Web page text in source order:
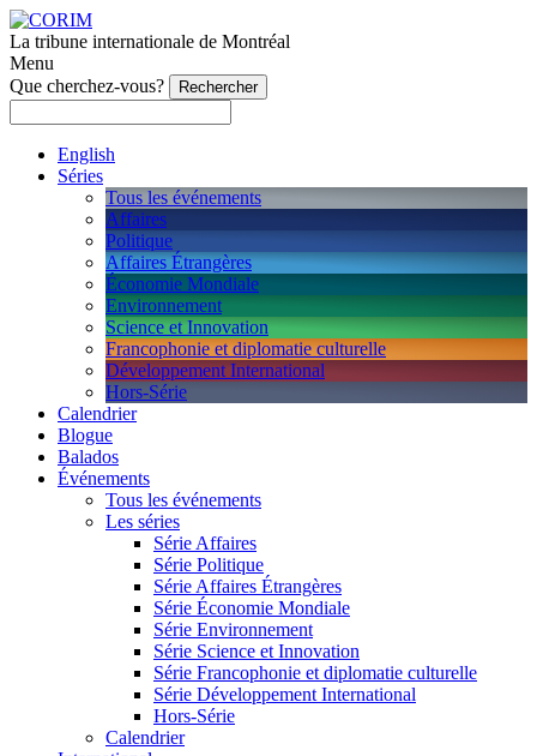
La tribune internationale de Montréal
Menu
Que cherchez-vous?
English
Séries
Tous les événements
Affaires
Politique
Affaires Étrangères
Économie Mondiale
Environnement
Science et Innovation
Francophonie et diplomatie culturelle
Développement International
Hors-Série
Calendrier
Blogue
Balados
Événements
Tous les événements
Les séries
Série Affaires
Série Politique
Série Affaires Étrangères
Série Économie Mondiale
Série Environnement
Série Science et Innovation
Série Francophonie et diplomatie culturelle
Série Développement International
Hors-Série
Calendrier